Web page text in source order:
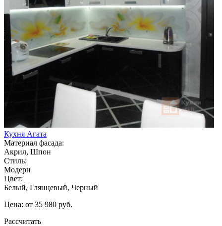
Кухня Агата
Материал фасада:
Акрил, Шпон
Стиль:
Модерн
Цвет:
Белый, Глянцевый, Черный
Цена: от 35 980 руб.
Рассчитать